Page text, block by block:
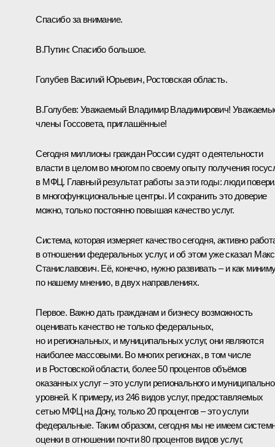
Спасибо за внимание.
В.Путин: Спасибо большое.
Голубев Василий Юрьевич, Ростовская область.
В.Голубев: Уважаемый Владимир Владимирович!
члены Госсовета, приглашённые!
Сегодня миллионы граждан России судят о деятельности
власти в целом во многом по своему опыту получения
в МФЦ. Главный результат работы за эти годы: люди
в многофункциональные центры. И сохранить это доверие
можно, только постоянно повышая качество услуг.
Система, которая измеряет качество сегодня, активно
в отношении федеральных услуг, и об этом уже сказал
Станиславович. Её, конечно, нужно развивать – и как
по нашему мнению, в двух направлениях.
Первое. Важно дать гражданам и бизнесу возможность
оценивать качество не только федеральных,
но и региональных, и муниципальных услуг, они являются
наиболее массовыми. Во многих регионах, в том числе
и в Ростовской области, более 50 процентов объёмов
оказанных услуг – это услуги регионального и
уровней. К примеру, из 246 видов услуг, предоставляемых
сетью МФЦ на Дону, только 20 процентов – это услуги
федеральные. Таким образом, сегодня мы не имеем
оценки в отношении почти 80 процентов видов услуг,